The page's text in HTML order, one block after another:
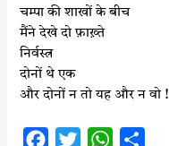
चम्पा की शाखों के बीच
मैंने देखे दो फ़ाख़्ते
निर्वस्त्र
दोनों थे एक
और दोनों न तो यह और न वो !
W